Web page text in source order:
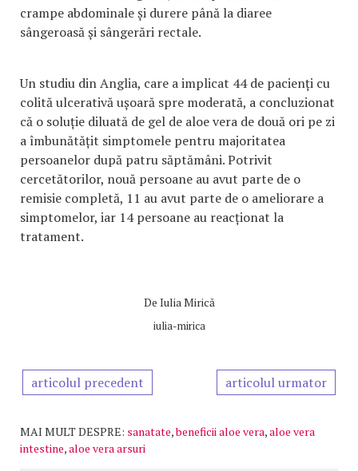
crampe abdominale și durere până la diaree
sângeroasă și sângerări rectale.
Un studiu din Anglia, care a implicat 44 de pacienți cu
colită ulcerativă ușoară spre moderată, a concluzionat
că o soluție diluată de gel de aloe vera de două ori pe zi
a îmbunătățit simptomele pentru majoritatea
persoanelor după patru săptămâni. Potrivit
cercetătorilor, nouă persoane au avut parte de o
remisie completă, 11 au avut parte de o ameliorare a
simptomelor, iar 14 persoane au reacționat la
tratament.
De Iulia Mirică
iulia-mirica
articolul precedent articolul urmator
MAI MULT DESPRE: sanatate,beneficii aloe vera,aloe vera
intestine,aloe vera arsuri